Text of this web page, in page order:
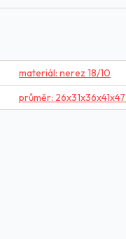
materiál: nerez 18/10
průměr: